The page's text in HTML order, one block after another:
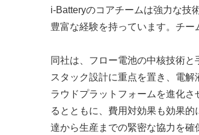
i-Batteryのコアチームは強力な技
豊富な経験を持っています。チー
同社は、フロー電池の中核技術
スタック設計に重点を置き、電
ラウドプラットフォームを進化
るとともに、費用対効果も効果
達から生産までの緊密な協力を